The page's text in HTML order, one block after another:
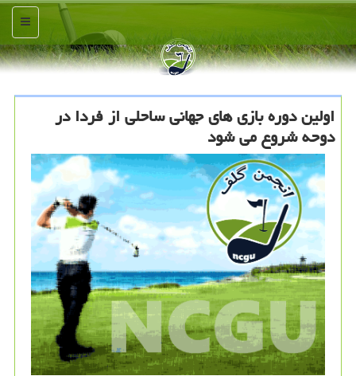
منو
اولین دوره بازی های جهانی ساحلی از فردا در
دوحه شروع می شود